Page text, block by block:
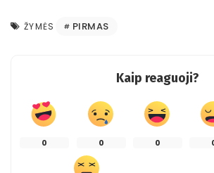
ŽYMĖS PIRMAS
Kaip reaguoji?
0 0 0